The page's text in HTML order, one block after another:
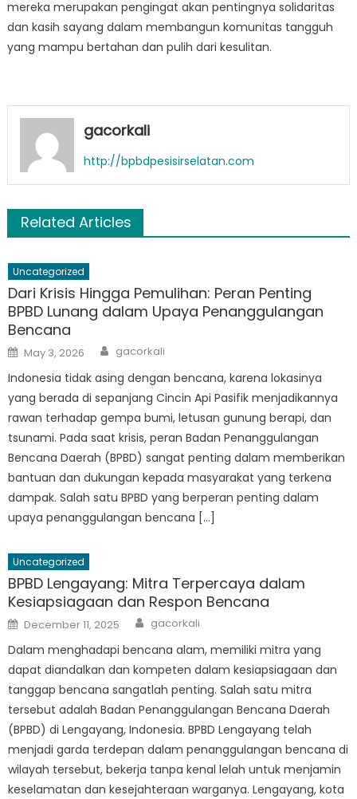
mereka merupakan pengingat akan pentingnya solidaritas
dan kasih sayang dalam membangun komunitas tangguh
yang mampu bertahan dan pulih dari kesulitan.
gacorkali
http://bpbdpesisirselatan.com
Related Articles
Uncategorized
Dari Krisis Hingga Pemulihan: Peran Penting
BPBD Lunang dalam Upaya Penanggulangan
Bencana
Posted
on
May 3, 2026 Author
gacorkali
Indonesia tidak asing dengan bencana, karena lokasinya
yang berada di sepanjang Cincin Api Pasifik menjadikannya
rawan terhadap gempa bumi, letusan gunung berapi, dan
tsunami. Pada saat krisis, peran Badan Penanggulangan
Bencana Daerah (BPBD) sangat penting dalam memberikan
bantuan dan dukungan kepada masyarakat yang terkena
dampak. Salah satu BPBD yang berperan penting dalam
upaya penanggulangan bencana […]
Uncategorized
BPBD Lengayang: Mitra Terpercaya dalam
Kesiapsiagaan dan Respon Bencana
Posted
on
December 11, 2025 Author
gacorkali
Dalam menghadapi bencana alam, memiliki mitra yang
dapat diandalkan dan kompeten dalam kesiapsiagaan dan
tanggap bencana sangatlah penting. Salah satu mitra
tersebut adalah Badan Penanggulangan Bencana Daerah
(BPBD) di Lengayang, Indonesia. BPBD Lengayang telah
menjadi garda terdepan dalam penanggulangan bencana di
wilayah tersebut, bekerja tanpa kenal lelah untuk menjamin
keselamatan dan kesejahteraan warganya. Lengayang, kota